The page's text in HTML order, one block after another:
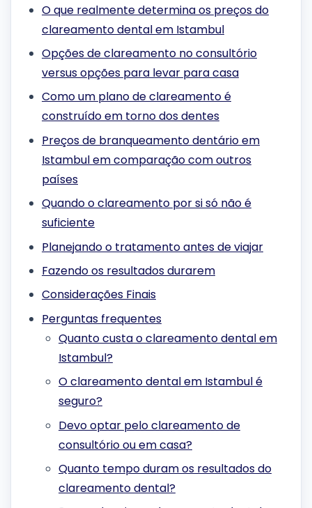
O que realmente determina os preços do
clareamento dental em Istambul
Opções de clareamento no consultório
versus opções para levar para casa
Como um plano de clareamento é
construído em torno dos dentes
Preços de branqueamento dentário em
Istambul em comparação com outros
países
Quando o clareamento por si só não é
suficiente
Planejando o tratamento antes de viajar
Fazendo os resultados durarem
Considerações Finais
Perguntas frequentes
Quanto custa o clareamento dental em
Istambul?
O clareamento dental em Istambul é
seguro?
Devo optar pelo clareamento de
consultório ou em casa?
Quanto tempo duram os resultados do
clareamento dental?